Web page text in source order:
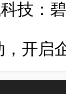
技：
开启